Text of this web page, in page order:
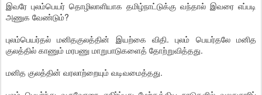
இவரே புலம்பெயர் தொழிலாளியாக தமிழ்நாட்டுக்கு வந்தால் இவரை எப்படி
அணுக வேண்டும்?
புலம்பெயர்தல் மனிதகுலத்தின் இயற்கை விதி. புலம் பெயர்தலே மனித
குலத்தில் காணும் மரபணு மாறுபாடுகளைத் தோற்றுவித்தது.
மனித குலத்தின் வரலாற்றையும் வடிவமைத்தது.